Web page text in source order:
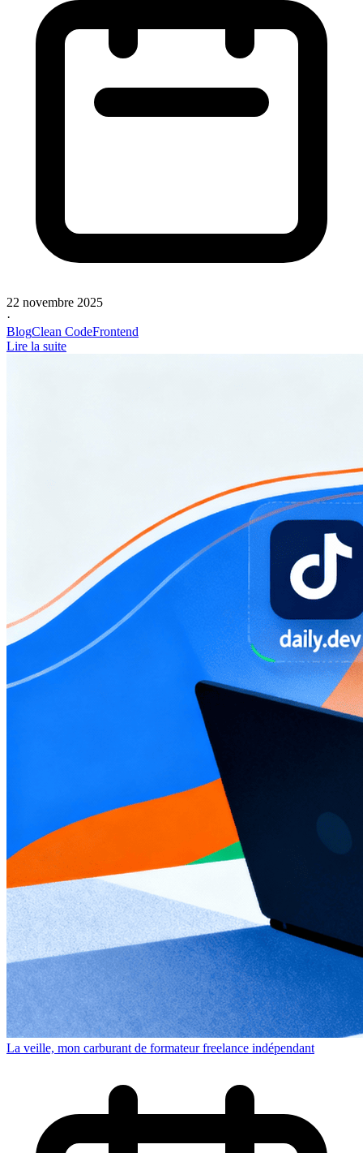
22 novembre 2025
·
BlogClean CodeFrontend
Lire la suite
La veille, mon carburant de formateur freelance indépendant